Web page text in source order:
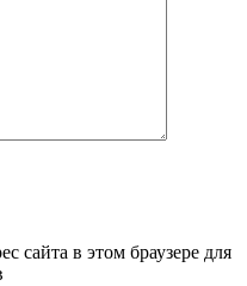
сайта в этом браузере для